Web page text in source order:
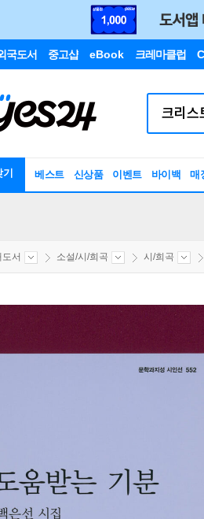
국도서 중고샵 eBook 크레마클럽
베스트 신상품 이벤트 바이백 매
도서 소설/시/희곡 시/희곡